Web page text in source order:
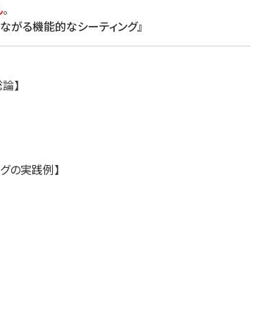
。
がる機能的なシーティング』
】
の実践例】